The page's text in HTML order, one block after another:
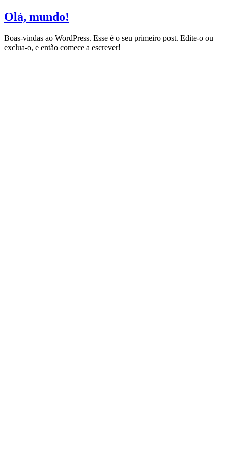
Ir
para
conteúdo
Olá, mundo!
Boas-vindas ao WordPress. Esse é o seu primeiro post. Edite-o ou
exclua-o, e então comece a escrever!